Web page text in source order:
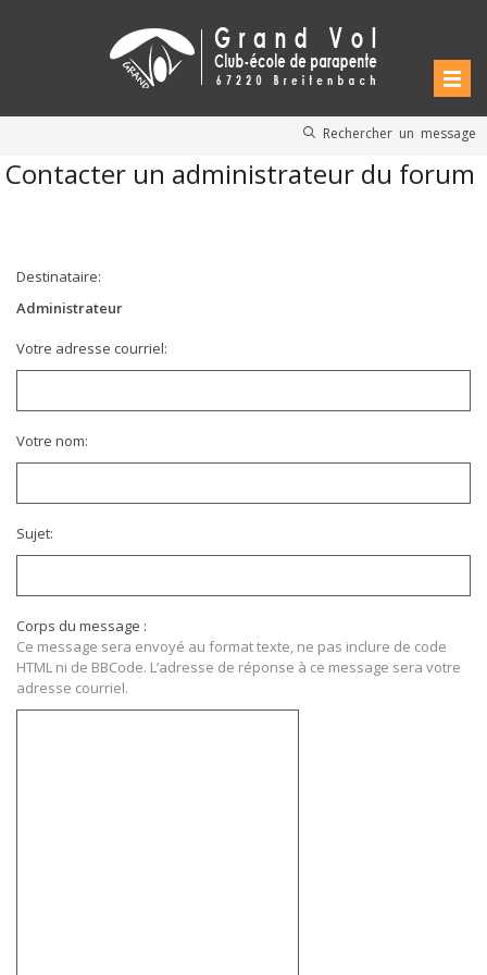
Rechercher un message
Contacter un administrateur du forum
Destinataire:
Administrateur
Votre adresse courriel:
Votre nom:
Sujet:
Corps du message :
Ce message sera envoyé au format texte, ne pas inclure de code
HTML ni de BBCode. L’adresse de réponse à ce message sera votre
adresse courriel.